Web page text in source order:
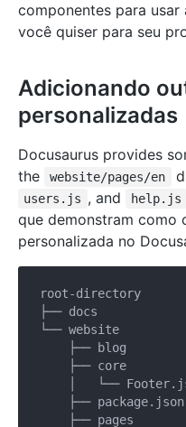
componentes para
você quiser para seu
Adicionando
personalizadas
Docusaurus provides
the
website/pages/en
users.js , and help.js
que demonstram como
personalizada no
root-directory
├── docs
└── website
    ├── blog
    ├── core
│   └──
    ├── package.json
    ├── pages